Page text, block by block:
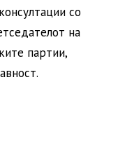
со
на
партии,